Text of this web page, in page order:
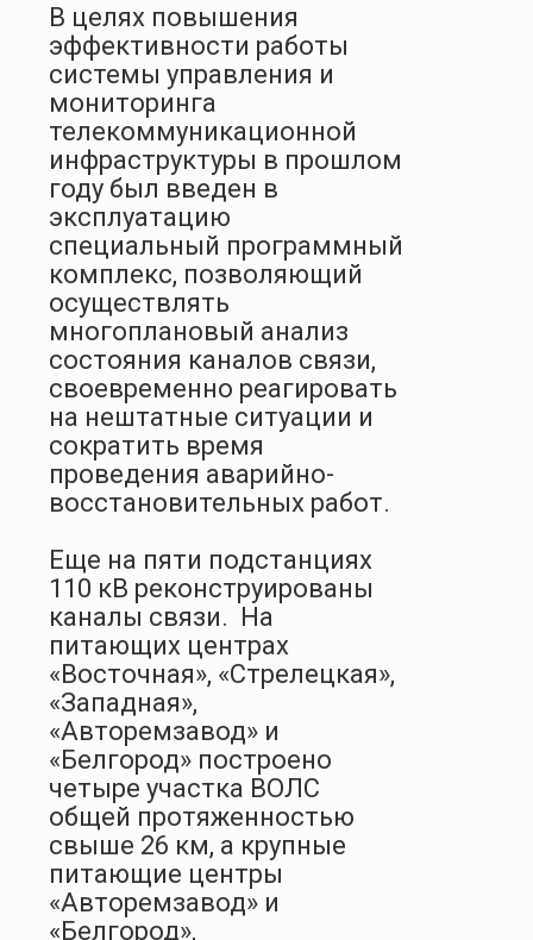
В целях повышения
эффективности работы
системы управления и
мониторинга
телекоммуникационной
инфраструктуры в прошлом
году был введен в
эксплуатацию
специальный программный
комплекс, позволяющий
осуществлять
многоплановый анализ
состояния каналов связи,
своевременно реагировать
на нештатные ситуации и
сократить время
проведения аварийно-
восстановительных работ.
Еще на пяти подстанциях
110 кВ реконструированы
каналы связи. На
питающих центрах
«Восточная», «Стрелецкая»,
«Западная»,
«Авторемзавод» и
«Белгород» построено
четыре участка ВОЛС
общей протяженностью
свыше 26 км, а крупные
питающие центры
«Авторемзавод» и
«Белгород»,